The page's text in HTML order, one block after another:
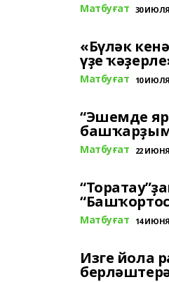
Матбуғат 30 ИЮЛЯ
«Бүләк
үҙе
Матбуғат 10 ИЮЛЯ
“Эшемде
Матбуғат 22 ИЮНЯ
Матбуғат 14 ИЮНЯ
Изге йола